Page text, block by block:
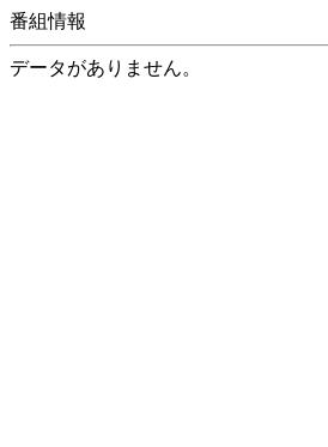
番組情報
データがありません。